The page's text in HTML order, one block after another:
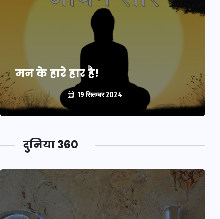
मन के हारे हार है!
19 सितम्बर 2024
दुनिया 360